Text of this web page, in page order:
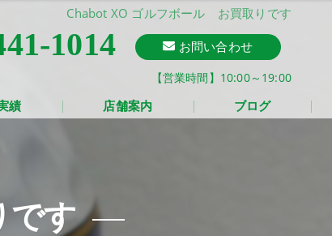
Chabot XO ゴルフボール お買取りです
1014 お問い合わせ
【営業時間】10:00～19:00
績 店舗案内 ブログ
です